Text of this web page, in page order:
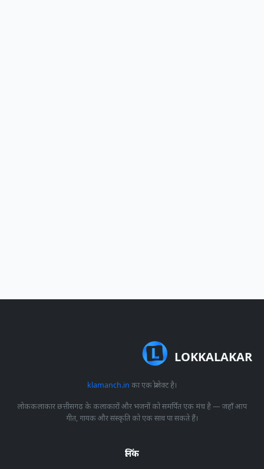
LOKKALAKAR
klamanch.in का एक प्रोजेक्ट है।
लोककलाकार छत्तीसगढ़ के कलाकारों और भजनों को समर्पित एक मंच है — जहाँ आप
गीत, गायक और संस्कृति को एक साथ पा सकते हैं।
लिंक